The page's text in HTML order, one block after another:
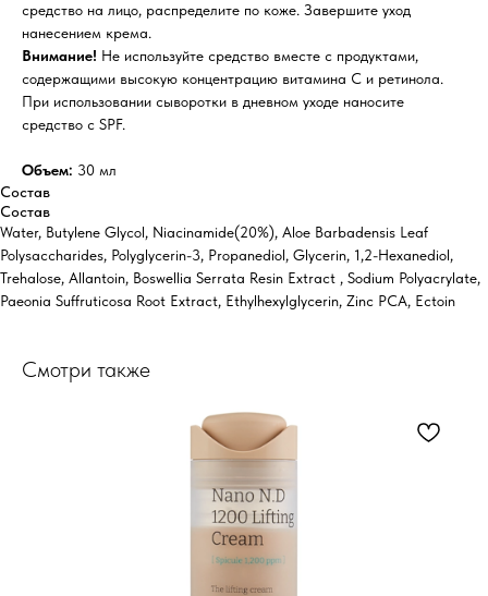
средство на лицо, распределите по коже. Завершите уход
нанесением крема.
Внимание! Не используйте средство вместе с продуктами,
содержащими высокую концентрацию витамина C и ретинола.
При использовании сыворотки в дневном уходе наносите
средство с SPF.
Объем: 30 мл
Состав
Состав
Water, Butylene Glycol, Niacinamide(20%), Aloe Barbadensis Leaf
Polysaccharides, Polyglycerin-3, Propanediol, Glycerin, 1,2-Hexanediol,
Trehalose, Allantoin, Boswellia Serrata Resin Extract , Sodium Polyacrylate,
Paeonia Suffruticosa Root Extract, Ethylhexylglycerin, Zinc PCA, Ectoin
Смотри также